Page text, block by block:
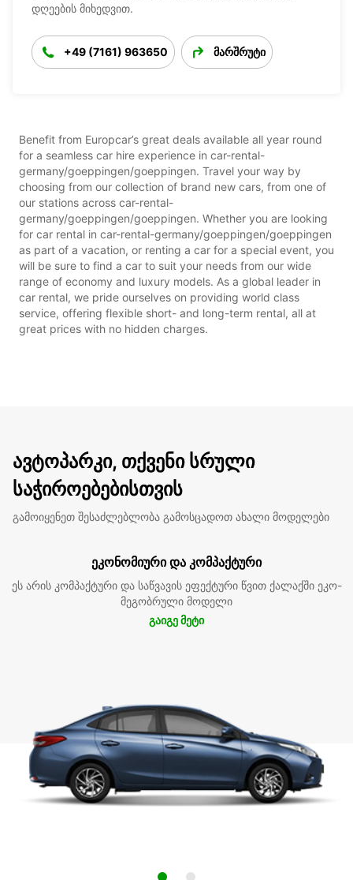
დღეების მიხედვით.
+49 (7161) 963650 მარშრუტი
Benefit from Europcar’s great deals available all year round
for a seamless car hire experience in car-rental-
germany/goeppingen/goeppingen. Travel your way by
choosing from our collection of brand new cars, from one of
our stations across car-rental-
germany/goeppingen/goeppingen. Whether you are looking
for car rental in car-rental-germany/goeppingen/goeppingen
as part of a vacation, or renting a car for a special event, you
will be sure to find a car to suit your needs from our wide
range of economy and luxury models. As a global leader in
car rental, we pride ourselves on providing world class
service, offering flexible short- and long-term rental, all at
great prices with no hidden charges.
ავტოპარკი, თქვენი სრული
საჭიროებებისთვის
გამოიყენეთ შესაძლებლობა გამოსცადოთ ახალი მოდელები
ეკონომიური და კომპაქტური
ეს არის კომპაქტური და საწვავის ეფექტური წვით ქალაქში ეკო-
მეგობრული მოდელი
გაიგე მეტი